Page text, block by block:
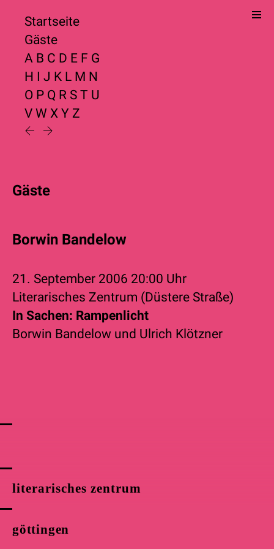
literarisches zentrum
göttingen
Startseite
Gäste
A B C D E F G
H I J K L M N
O P Q R S T U
V W X Y Z
Gäste
Borwin Bandelow
21. September 2006 20:00 Uhr
Literarisches Zentrum (Düstere Straße)
In Sachen: Rampenlicht
Borwin Bandelow und Ulrich Klötzner